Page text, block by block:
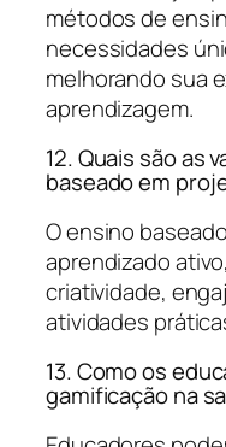
métodos de
necessidades
melhorando sua
aprendizagem.
12. Quais são as
baseado em
O ensino
aprendizado
criatividade,
atividades
13. Como os
gamificação na